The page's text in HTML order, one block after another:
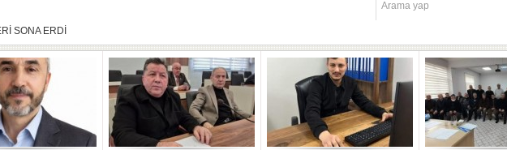
SONA ERDİ
KALDIRILDI
DÜZENLENDİ
BİNASİ YAPILACAK